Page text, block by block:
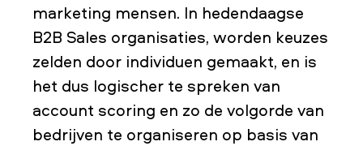
marketing mensen. In hedendaagse
B2B Sales organisaties, worden keuzes
zelden door individuen gemaakt, en is
het dus logischer te spreken van
account scoring en zo de volgorde van
bedrijven te organiseren op basis van